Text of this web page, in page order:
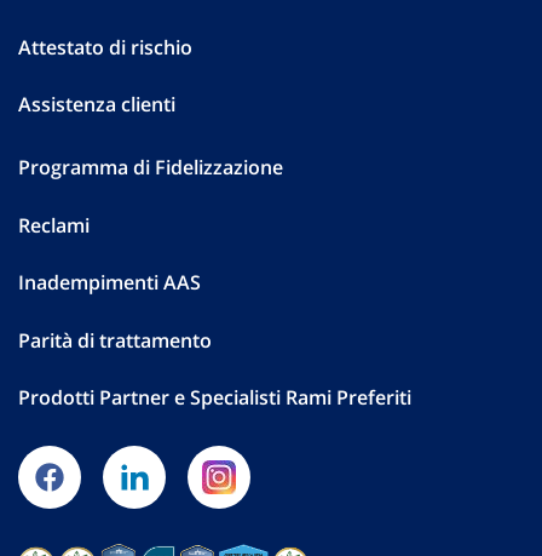
Attestato di rischio
Assistenza clienti
Programma di Fidelizzazione
Reclami
Inadempimenti AAS
Parità di trattamento
Prodotti Partner e Specialisti Rami Preferiti